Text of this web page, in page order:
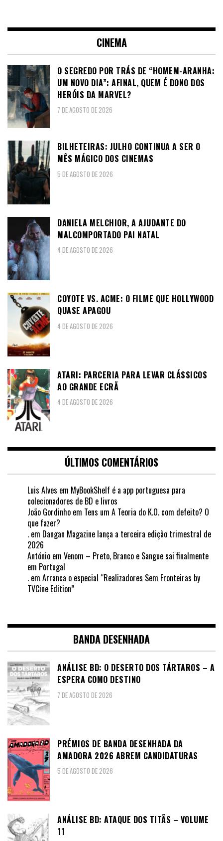
CINEMA
O SEGREDO POR TRÁS DE “HOMEM-ARANHA:
UM NOVO DIA”: AFINAL, QUEM É DONO DOS
HERÓIS DA MARVEL?
7 DE AGOSTO DE 2026
BILHETEIRAS: JULHO CONTINUA A SER O
MÊS MÁGICO DOS CINEMAS
5 DE AGOSTO DE 2026
DANIELA MELCHIOR, A AJUDANTE DO
MALCOMPORTADO PAI NATAL
4 DE AGOSTO DE 2026
COYOTE VS. ACME: O FILME QUE HOLLYWOOD
QUASE APAGOU
4 DE AGOSTO DE 2026
ATARI: PARCERIA PARA LEVAR CLÁSSICOS
AO GRANDE ECRÃ
4 DE AGOSTO DE 2026
ÚLTIMOS COMENTÁRIOS
Luis Alves em MyBookShelf é a app portuguesa para
colecionadores de BD e livros
João Gordinho em Tens um A Teoria do K.O. com defeito? O
que fazer?
. em Dangan Magazine lança a terceira edição trimestral de
2026
António em Venom – Preto, Branco e Sangue sai finalmente
em Portugal
. em Arranca o especial “Realizadores Sem Fronteiras by
TVCine Edition”
BANDA DESENHADA
ANÁLISE BD: O DESERTO DOS TÁRTAROS – A
ESPERA COMO DESTINO
7 DE AGOSTO DE 2026
PRÉMIOS DE BANDA DESENHADA DA
AMADORA 2026 ABREM CANDIDATURAS
5 DE AGOSTO DE 2026
ANÁLISE BD: ATAQUE DOS TITÃS – VOLUME
11